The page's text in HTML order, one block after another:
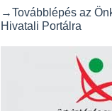
→Továbblépés az
Hivatali Portálra